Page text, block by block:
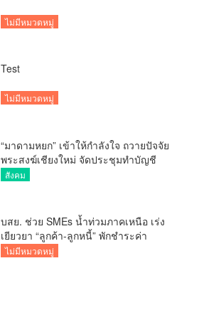
ไม่มีหมวดหมู่
Test
ไม่มีหมวดหมู่
“มาดามหยก” เข้าให้กำลังใจ ถวายปัจจัย
พระสงฆ์เชียงใหม่ จัดประชุมทำบัญชี
รายรับรายจ่ายของวัด กว่า 300 รูป ที่วัด
สังคม
บสย. ช่วย SMEs น้ำท่วมภาคเหนือ เร่ง
เยียวยา “ลูกค้า-ลูกหนี้” พักชำระค่า
ธรรมเนียม-ค่างวด
ไม่มีหมวดหมู่